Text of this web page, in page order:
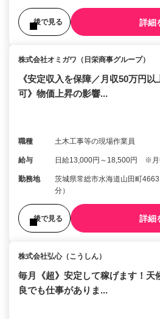
後で見る 詳細
株式会社オミガワ（日栄商事グループ）
《安定収入を保障／月収50万円以
可》物価上昇の影響...
職種 土木工事等の現場作業員
給与 日給13,000円～18,500円 ※月
勤務地
茨城県常総市水海道山田町
分）
後で見る 詳細
株式会社弘心（こうしん）
毎月《超》安定して稼げます！天
良でも仕事がありま...